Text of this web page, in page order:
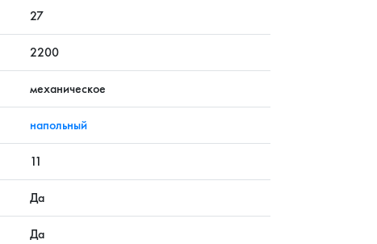
27
2200
механическое
напольный
11
Да
Да